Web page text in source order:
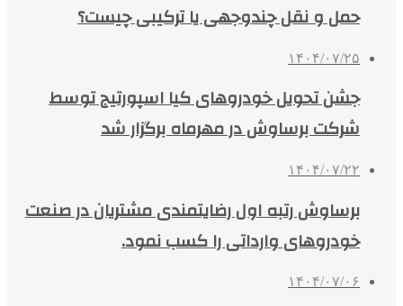
حمل و نقل چندوجهی یا ترکیبی چیست؟
۱۴۰۴/۰۷/۲۵
جشن تحویل خودروهای کیا اسپورتیج توسط
شرکت برساوش در مهرماه برگزار شد
۱۴۰۴/۰۷/۲۲
برساوش رتبه اول رضایتمندی مشتریان در صنعت
خودروهای وارداتی را کسب نمود.
۱۴۰۴/۰۷/۰۶